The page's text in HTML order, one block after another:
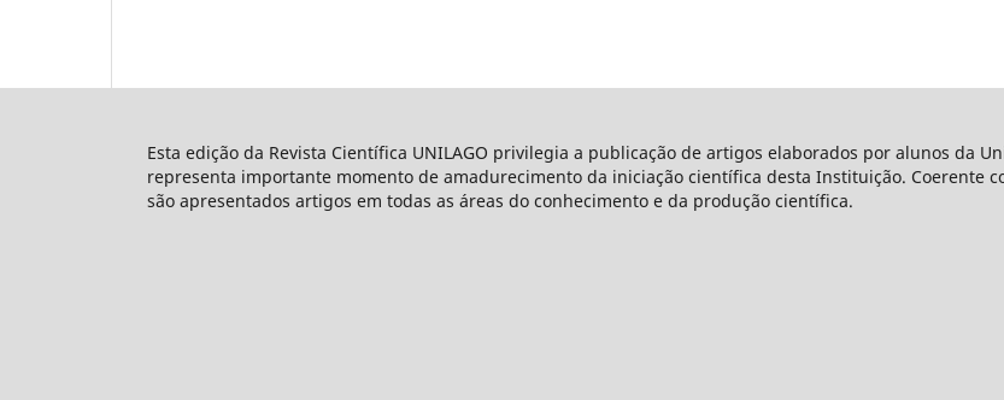
Esta edição da Revista Científica UNILAGO privilegia a publicação de artigos elaborados por alunos da
representa importante momento de amadurecimento da iniciação científica desta Instituição. Coerente
são apresentados artigos em todas as áreas do conhecimento e da produção científica.